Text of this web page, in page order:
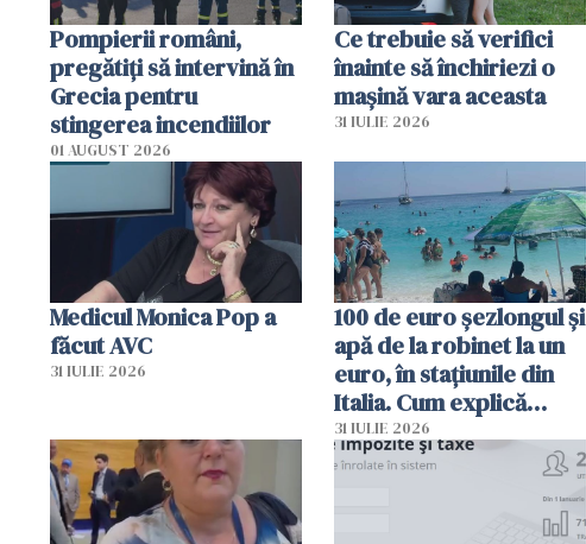
Pompierii români,
pregătiţi să intervină în
Grecia pentru
stingerea incendiilor
01 AUGUST 2026
Ce trebuie să verifici
înainte să închiriezi o
mașină vara aceasta
31 IULIE 2026
Medicul Monica Pop a
făcut AVC
31 IULIE 2026
100 de euro șezlongul și
apă de la robinet la un
euro, în stațiunile din
Italia. Cum explică
autoritățile
31 IULIE 2026